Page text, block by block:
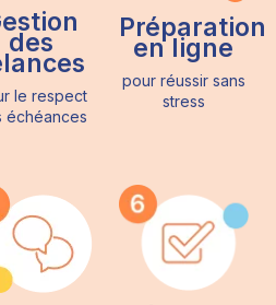
des
le respect
échéances
Préparation
en ligne
pour réussir sans
stress